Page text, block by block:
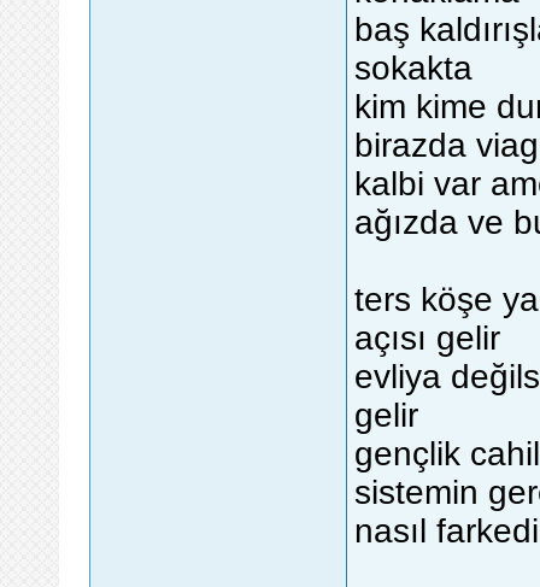
baş
sokakta
kim kime
birazda
kalbi var
ağızda ve
ters köşe
açısı gelir
evliya
gelir
gençlik
sistemin
nasıl